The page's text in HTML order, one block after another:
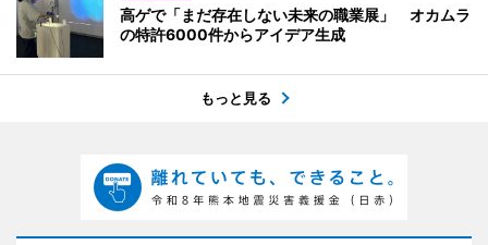
高ゲで「まだ存在しない未来の職業展」 オカムラ
の特許6000件からアイデア生成
もっと見る